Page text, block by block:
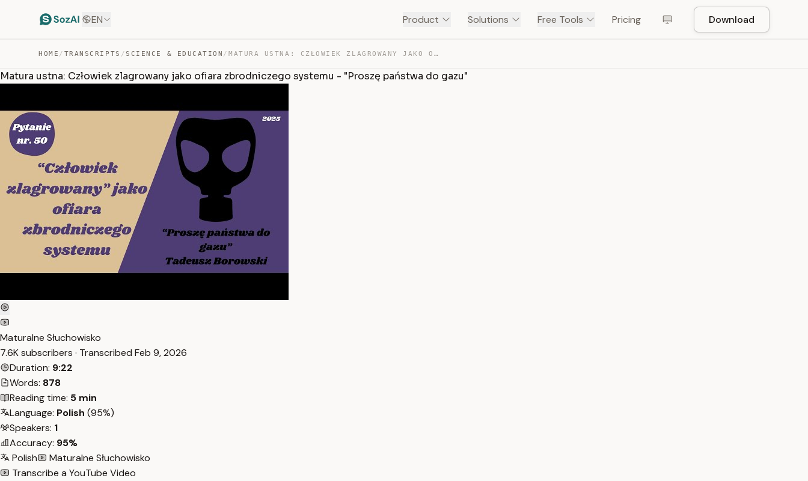
EN Product Solutions Free Tools Pricing Download
HOME / TRANSCRIPTS /SCIENCE & EDUCATION / MATURA USTNA: CZŁOWIEK ZLAGROWANY JAKO OFIARA ZBRODNICZ… — TRANSCRIPT
Matura ustna: Człowiek zlagrowany jako ofiara zbrodniczego systemu - "Proszę państwa do gazu"
Maturalne Słuchowisko
7.6K subscribers · Transcribed Feb 9, 2026
Duration: 9:22
Words: 878
Reading time: 5 min
Language: Polish (95%)
Speakers: 1
Accuracy: 95%
Polish
Maturalne Słuchowisko
Transcribe a YouTube Video